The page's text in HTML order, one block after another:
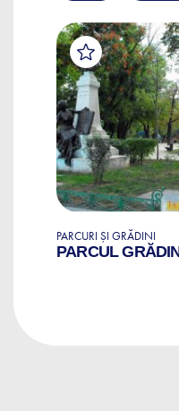
PARCURI ȘI GRĂDINI
PARCUL